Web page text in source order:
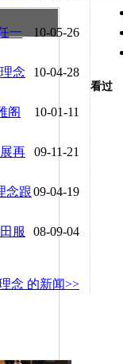
10-05-26
一
10-04-28
念
10-01-11
阁
09-11-21
再
09-04-19
念跟
08-09-04
服
念 的新闻>>
看过